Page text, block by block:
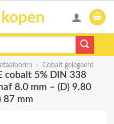
» Cobalt gelegeerd
cobalt 5% DIN 338
8.0 mm – (D) 9.80
87 mm